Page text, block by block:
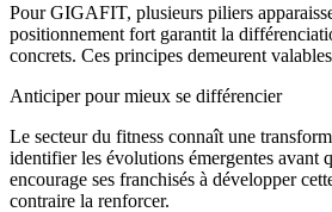
Pour GIGAFIT, plusieurs piliers
positionnement fort garantit la
concrets. Ces principes demeurent
Anticiper pour mieux se différencier
Le secteur du fitness connaît une
identifier les évolutions émergentes avant
encourage ses franchisés à développer
contraire la renforcer.